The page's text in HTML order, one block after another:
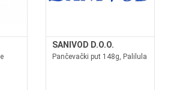
SANIVOD D.O.O.
Pančevački put 148g, Palilula